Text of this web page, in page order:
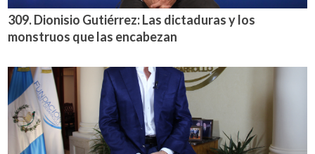
309. Dionisio Gutiérrez: Las dictaduras y los
monstruos que las encabezan